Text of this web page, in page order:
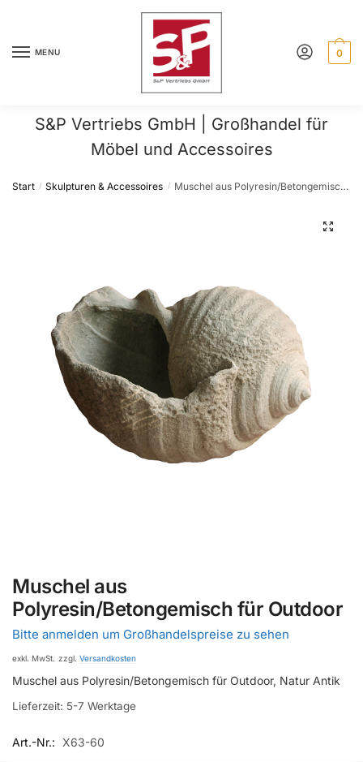
navigation
contentMENU 0
S&P Vertriebs GmbH | Großhandel für
Möbel und Accessoires
Start / Skulpturen & Accessoires / Muschel aus Polyresin/Betongemisch für Outdoor
🔍
Muschel aus
Polyresin/Betongemisch für Outdoor
Bitte anmelden um Großhandelspreise zu sehen
exkl. MwSt. zzgl. Versandkosten
Muschel aus Polyresin/Betongemisch für Outdoor, Natur Antik
Lieferzeit: 5-7 Werktage
Art.-Nr.: X63-60